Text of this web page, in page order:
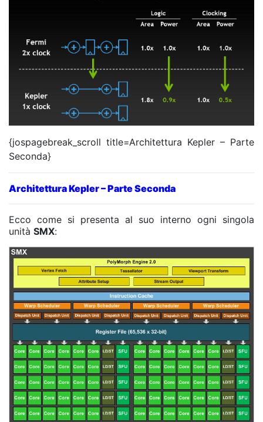
{jospagebreak_scroll title=Architettura Kepler – Parte
Seconda}
Architettura Kepler – Parte Seconda
Ecco come si presenta al suo interno ogni singola
unità SMX: